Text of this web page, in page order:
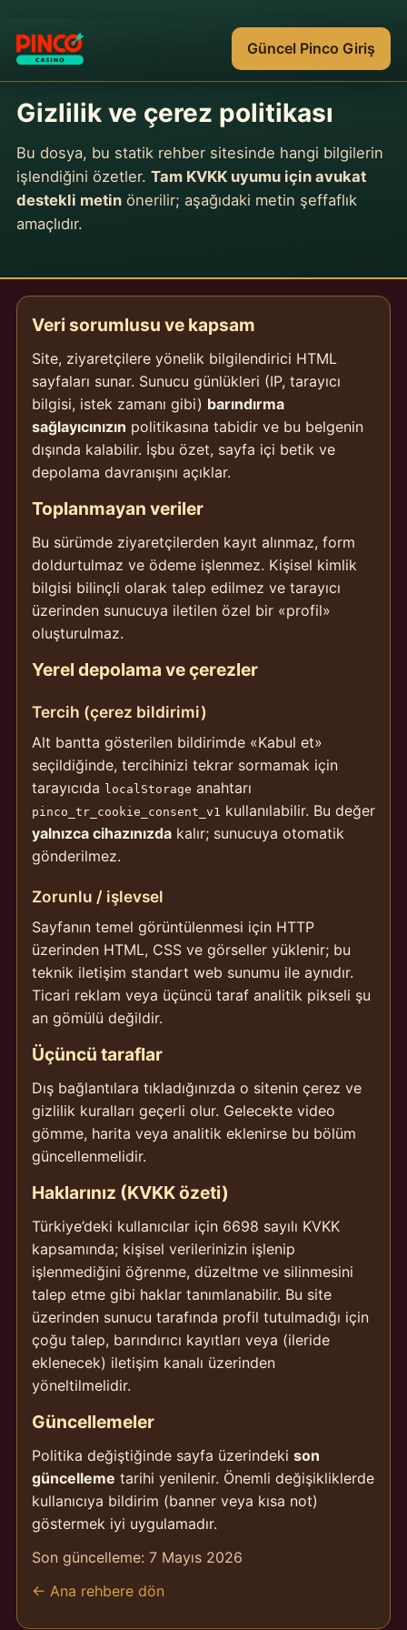
Güncel Pinco Giriş
Gizlilik ve çerez politikası
Bu dosya, bu statik rehber sitesinde hangi bilgilerin
işlendiğini özetler. Tam KVKK uyumu için avukat
destekli metinönerilir; aşağıdaki metin şeffaflık
amaçlıdır.
Veri sorumlusu ve kapsam
Site, ziyaretçilere yönelik bilgilendirici HTML
sayfaları sunar. Sunucu günlükleri (IP, tarayıcı
bilgisi, istek zamanı gibi) barındırma
sağlayıcınızın politikasına tabidir ve bu belgenin
dışında kalabilir. İşbu özet, sayfa içi betik ve
depolama davranışını açıklar.
Toplanmayan veriler
Bu sürümde ziyaretçilerden kayıt alınmaz, form
doldurtulmaz ve ödeme işlenmez. Kişisel kimlik
bilgisi bilinçli olarak talep edilmez ve tarayıcı
üzerinden sunucuya iletilen özel bir «profil»
oluşturulmaz.
Yerel depolama ve çerezler
Tercih (çerez bildirimi)
Alt bantta gösterilen bildirimde «Kabul et»
seçildiğinde, tercihinizi tekrar sormamak için
tarayıcıda localStorage anahtarı
pinco_tr_cookie_consent_v1 kullanılabilir. Bu değer
yalnızca cihazınızdakalır; sunucuya otomatik
gönderilmez.
Zorunlu / işlevsel
Sayfanın temel görüntülenmesi için HTTP
üzerinden HTML, CSS ve görseller yüklenir; bu
teknik iletişim standart web sunumu ile aynıdır.
Ticari reklam veya üçüncü taraf analitik pikseli şu
an gömülü değildir.
Üçüncü taraflar
Dış bağlantılara tıkladığınızda o sitenin çerez ve
gizlilik kuralları geçerli olur. Gelecekte video
gömme, harita veya analitik eklenirse bu bölüm
güncellenmelidir.
Haklarınız (KVKK özeti)
Türkiye’deki kullanıcılar için 6698 sayılı KVKK
kapsamında; kişisel verilerinizin işlenip
işlenmediğini öğrenme, düzeltme ve silinmesini
talep etme gibi haklar tanımlanabilir. Bu site
üzerinden sunucu tarafında profil tutulmadığı için
çoğu talep, barındırıcı kayıtları veya (ileride
eklenecek) iletişim kanalı üzerinden
yöneltilmelidir.
Güncellemeler
Politika değiştiğinde sayfa üzerindeki son
güncelleme tarihi yenilenir. Önemli değişikliklerde
kullanıcıya bildirim (banner veya kısa not)
göstermek iyi uygulamadır.
Son güncelleme: 7 Mayıs 2026
← Ana rehbere dön